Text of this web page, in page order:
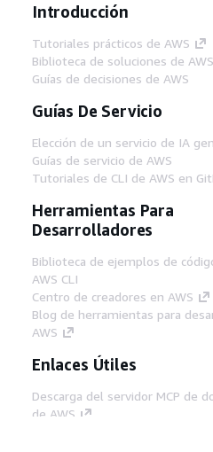
Introducción
Tutoriales prácticos de AWS
Biblioteca de soluciones de AWS
Guías de decisiones de AWS
Guías De Servicio
Elección de un servicio de IA
Guías de servicio de AWS
Tutoriales de CLI de AWS en
Herramientas Para
Desarrolladores
Biblioteca de ejemplos de
AWS CLI
Centro de creadores en AWS
Blog de herramientas para
AWS
Enlaces Útiles
Descarga del servidor MCP de
de AWS